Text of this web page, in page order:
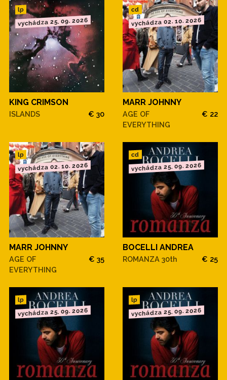
lp
vychádza 25. 09. 2026
KING CRIMSON
ISLANDS € 30
cd
vychádza 02. 10. 2026
MARR JOHNNY
AGE OF
EVERYTHING
€ 22
lp
vychádza 02. 10. 2026
MARR JOHNNY
AGE OF
EVERYTHING
€ 35
cd
vychádza 25. 09. 2026
BOCELLI ANDREA
ROMANZA 30th € 25
lp
vychádza 25. 09. 2026
lp
vychádza 25. 09. 2026